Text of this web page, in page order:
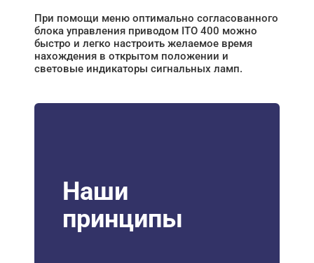
При помощи меню оптимально согласованного
блока управления приводом ITO 400 можно
быстро и легко настроить желаемое время
нахождения в открытом положении и
световые индикаторы сигнальных ламп.
Наши
принципы